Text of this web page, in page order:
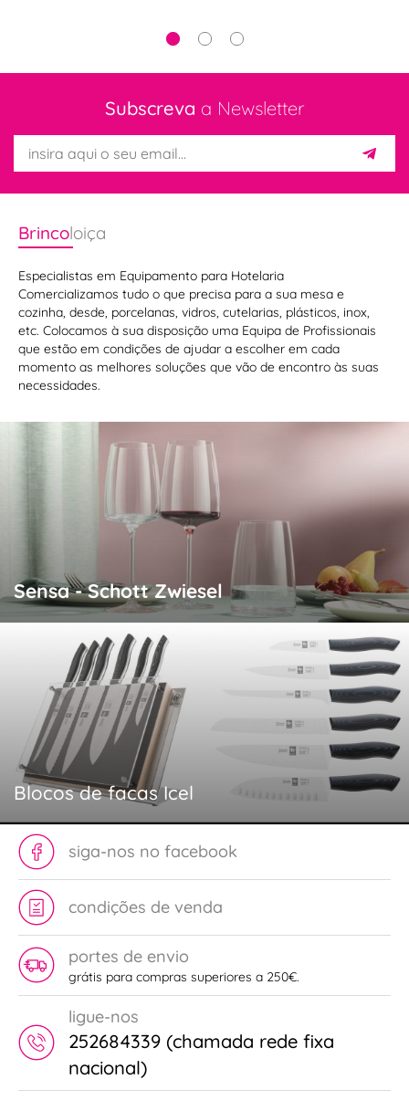
Subscreva a Newsletter
Brincoloiça
Especialistas em Equipamento para Hotelaria
Comercializamos tudo o que precisa para a sua mesa e
cozinha, desde, porcelanas, vidros, cutelarias, plásticos, inox,
etc. Colocamos à sua disposição uma Equipa de Profissionais
que estão em condições de ajudar a escolher em cada
momento as melhores soluções que vão de encontro às suas
necessidades.
Sensa - Schott Zwiesel
Blocos de facas Icel
siga-nos no facebook
condições de venda
portes de envio
grátis para compras superiores a 250€.
ligue-nos
252684339 (chamada rede fixa
nacional)